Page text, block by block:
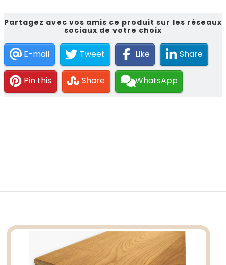
Partagez avec vos amis ce produit sur les réseaux
sociaux de votre choix
E-mail Tweet Like Share
Pin this Share WhatsApp